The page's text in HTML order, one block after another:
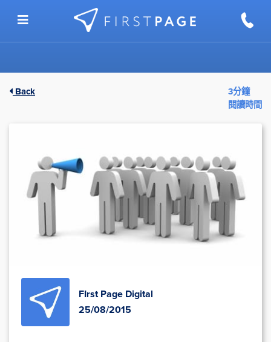
Back
3分鐘
閱讀時間
FIrst Page Digital
25/08/2015